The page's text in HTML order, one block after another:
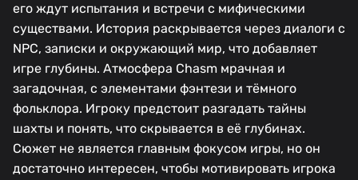
его ждут испытания и встречи с мифическими
существами. История раскрывается через диалоги с
NPC, записки и окружающий мир, что добавляет
игре глубины. Атмосфера Chasm мрачная и
загадочная, с элементами фэнтези и тёмного
фольклора. Игроку предстоит разгадать тайны
шахты и понять, что скрывается в её глубинах.
Сюжет не является главным фокусом игры, но он
достаточно интересен, чтобы мотивировать игрока